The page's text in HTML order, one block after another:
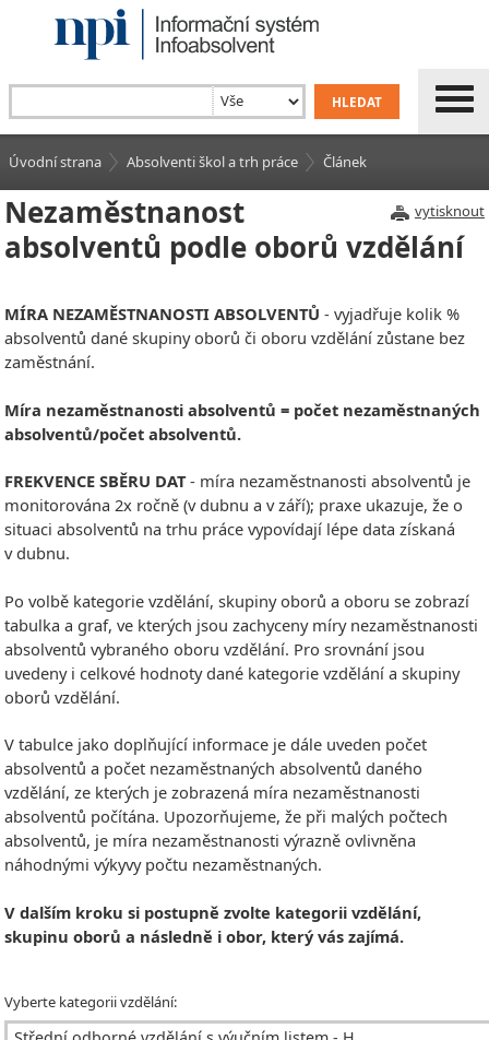
Úvodní strana Absolventi škol a trh práce Článek
vytisknout
Nezaměstnanost
absolventů podle oborů vzdělání
MÍRA NEZAMĚSTNANOSTI ABSOLVENTŮ - vyjadřuje kolik %
absolventů dané skupiny oborů či oboru vzdělání zůstane bez
zaměstnání.
Míra nezaměstnanosti absolventů = počet nezaměstnaných
absolventů/počet absolventů.
FREKVENCE SBĚRU DAT- míra nezaměstnanosti absolventů je
monitorována 2x ročně (v dubnu a v září); praxe ukazuje, že o
situaci absolventů na trhu práce vypovídají lépe data získaná
v dubnu.
Po volbě kategorie vzdělání, skupiny oborů a oboru se zobrazí
tabulka a graf, ve kterých jsou zachyceny míry nezaměstnanosti
absolventů vybraného oboru vzdělání. Pro srovnání jsou
uvedeny i celkové hodnoty dané kategorie vzdělání a skupiny
oborů vzdělání.
V tabulce jako doplňující informace je dále uveden počet
absolventů a počet nezaměstnaných absolventů daného
vzdělání, ze kterých je zobrazená míra nezaměstnanosti
absolventů počítána. Upozorňujeme, že při malých počtech
absolventů, je míra nezaměstnanosti výrazně ovlivněna
náhodnými výkyvy počtu nezaměstnaných.
V dalším kroku si postupně zvolte kategorii vzdělání,
skupinu oborů a následně i obor, který vás zajímá.
Vyberte kategorii vzdělání: